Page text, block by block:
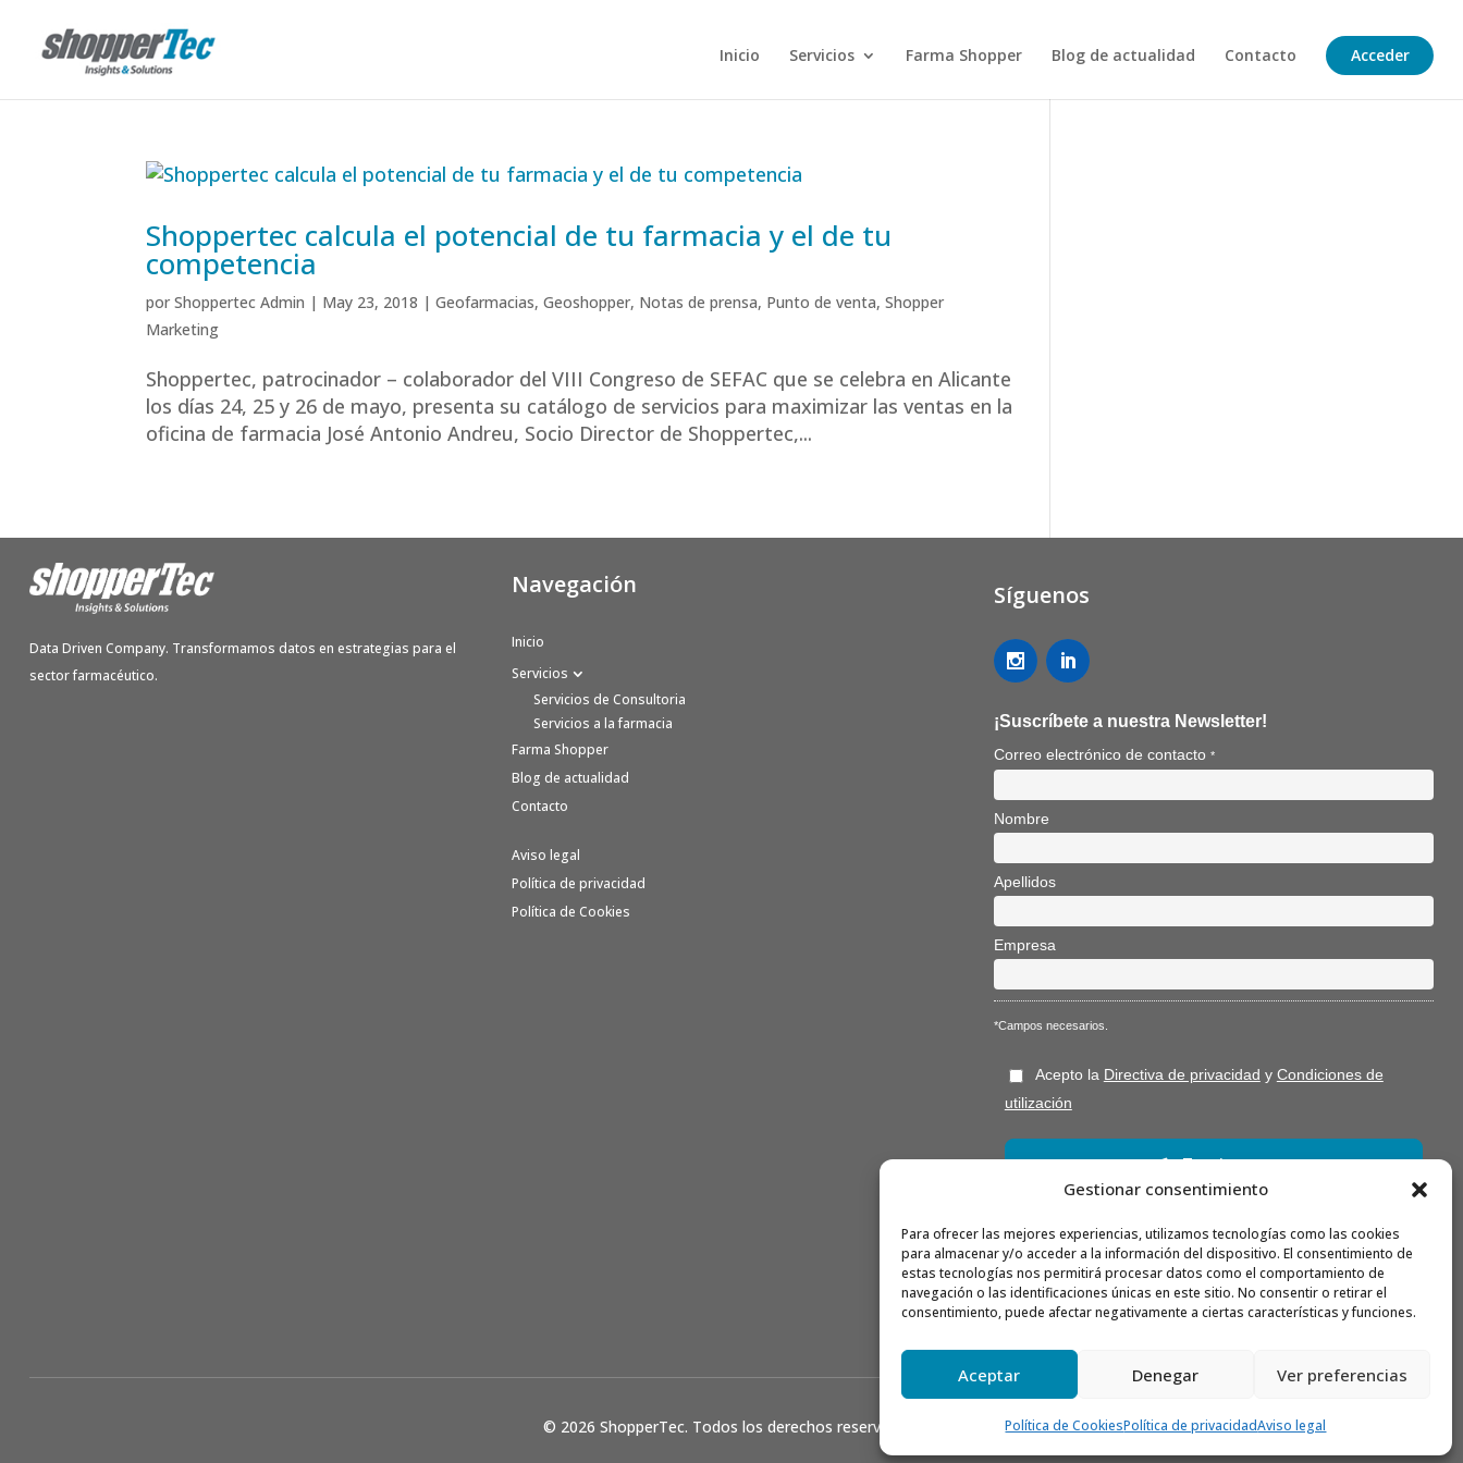
Gestionar consentimiento
Para ofrecer las mejores experiencias, utilizamos tecnologías como las cookies
para almacenar y/o acceder a la información del dispositivo. El consentimiento de
estas tecnologías nos permitirá procesar datos como el comportamiento de
navegación o las identificaciones únicas en este sitio. No consentir o retirar el
consentimiento, puede afectar negativamente a ciertas características y funciones.
Aceptar Denegar Ver preferencias
Política de CookiesPolítica de privacidadAviso legal
Inicio Servicios Farma Shopper Blog de actualidad Contacto Acceder
Shoppertec calcula el potencial de tu farmacia y el de tu
competencia
porShoppertec Admin | May 23, 2018 |Geofarmacias,Geoshopper, Notas de prensa, Punto de venta,Shopper
Marketing
Shoppertec, patrocinador – colaborador del VIII Congreso de SEFAC que se celebra en Alicante
los días 24, 25 y 26 de mayo, presenta su catálogo de servicios para maximizar las ventas en la
oficina de farmacia José Antonio Andreu, Socio Director de Shoppertec,...
Data Driven Company. Transformamos datos en estrategias para el
sector farmacéutico.
Navegación
Inicio
Servicios
Servicios de Consultoria
Servicios a la farmacia
Farma Shopper
Blog de actualidad
Contacto
Aviso legal
Política de privacidad
Política de Cookies
Síguenos
¡Suscríbete a nuestra Newsletter!
Correo electrónico de contacto *
Nombre
Apellidos
Empresa
*Campos necesarios.
Acepto la Directiva de privacidad y Condiciones de
utilización
Nota: Es nuestra responsabilidad proteger su privacidad y le
garantizamos que sus datos serán completamente confidenciales.
© 2026 ShopperTec. Todos los derechos reservados.